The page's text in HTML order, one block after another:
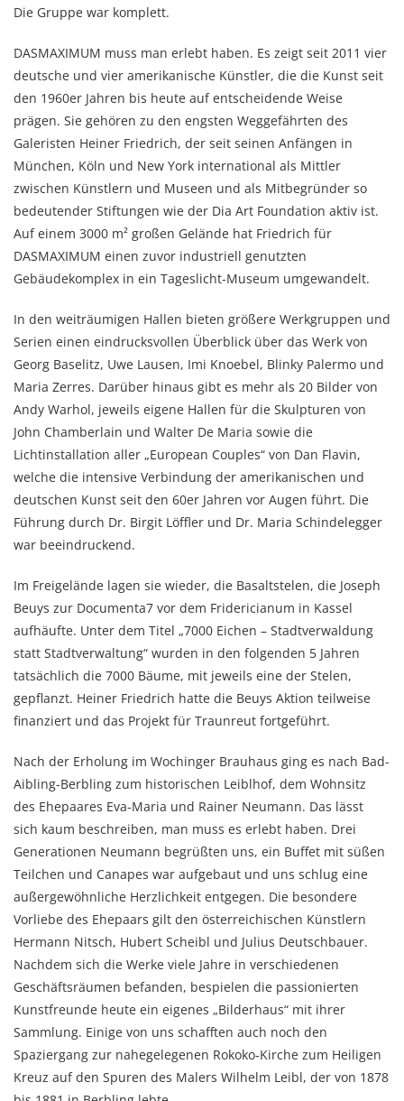
Die Gruppe war komplett.
DASMAXIMUM muss man erlebt haben. Es zeigt seit 2011 vier
deutsche und vier amerikanische Künstler, die die Kunst seit
den 1960er Jahren bis heute auf entscheidende Weise
prägen. Sie gehören zu den engsten Weggefährten des
Galeristen Heiner Friedrich, der seit seinen Anfängen in
München, Köln und New York international als Mittler
zwischen Künstlern und Museen und als Mitbegründer so
bedeutender Stiftungen wie der Dia Art Foundation aktiv ist.
Auf einem 3000 m² großen Gelände hat Friedrich für
DASMAXIMUM einen zuvor industriell genutzten
Gebäudekomplex in ein Tageslicht-Museum umgewandelt.
In den weiträumigen Hallen bieten größere Werkgruppen und
Serien einen eindrucksvollen Überblick über das Werk von
Georg Baselitz, Uwe Lausen, Imi Knoebel, Blinky Palermo und
Maria Zerres. Darüber hinaus gibt es mehr als 20 Bilder von
Andy Warhol, jeweils eigene Hallen für die Skulpturen von
John Chamberlain und Walter De Maria sowie die
Lichtinstallation aller „European Couples“ von Dan Flavin,
welche die intensive Verbindung der amerikanischen und
deutschen Kunst seit den 60er Jahren vor Augen führt. Die
Führung durch Dr. Birgit Löffler und Dr. Maria Schindelegger
war beeindruckend.
Im Freigelände lagen sie wieder, die Basaltstelen, die Joseph
Beuys zur Documenta7 vor dem Fridericianum in Kassel
aufhäufte. Unter dem Titel „7000 Eichen – Stadtverwaldung
statt Stadtverwaltung“ wurden in den folgenden 5 Jahren
tatsächlich die 7000 Bäume, mit jeweils eine der Stelen,
gepflanzt. Heiner Friedrich hatte die Beuys Aktion teilweise
finanziert und das Projekt für Traunreut fortgeführt.
Nach der Erholung im Wochinger Brauhaus ging es nach Bad-
Aibling-Berbling zum historischen Leiblhof, dem Wohnsitz
des Ehepaares Eva-Maria und Rainer Neumann. Das lässt
sich kaum beschreiben, man muss es erlebt haben. Drei
Generationen Neumann begrüßten uns, ein Buffet mit süßen
Teilchen und Canapes war aufgebaut und uns schlug eine
außergewöhnliche Herzlichkeit entgegen. Die besondere
Vorliebe des Ehepaars gilt den österreichischen Künstlern
Hermann Nitsch, Hubert Scheibl und Julius Deutschbauer.
Nachdem sich die Werke viele Jahre in verschiedenen
Geschäftsräumen befanden, bespielen die passionierten
Kunstfreunde heute ein eigenes „Bilderhaus“ mit ihrer
Sammlung. Einige von uns schafften auch noch den
Spaziergang zur nahegelegenen Rokoko-Kirche zum Heiligen
Kreuz auf den Spuren des Malers Wilhelm Leibl, der von 1878